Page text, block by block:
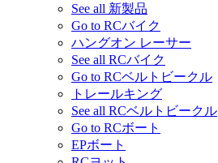
See all 新製品
Go to RCバイク
ハングオン レーサー
See all RCバイク
Go to RCベルトビークル
トレールキング
See all RCベルトビークル
Go to RCボート
EPボート